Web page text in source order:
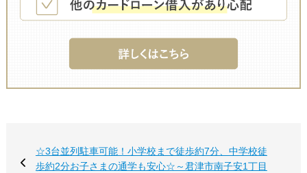
☆3台並列駐車可能！小学校まで徒歩約7分、中学校徒
歩約2分お子さまの通学も安心☆～君津市南子安1丁目